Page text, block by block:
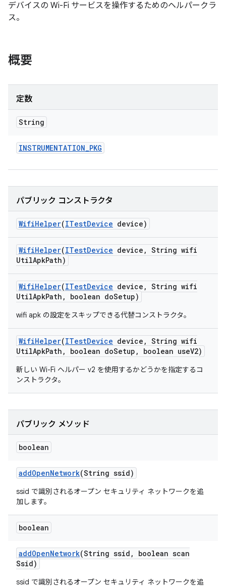
デバイスの Wi-Fi サービスを操作するためのヘルパークラ
ス。
概要
定数
String
INSTRUMENTATION_PKG
パブリック コンストラクタ
WifiHelper(ITestDevice device)
WifiHelper(ITestDevice device , String wifi
UtilApkPath)
WifiHelper(ITestDevice device , String wifi
UtilApkPath , boolean doSetup)
wifi apk の設定をスキップできる代替コンストラクタ。
WifiHelper(ITestDevice device , String wifi
UtilApkPath , boolean doSetup , boolean useV2)
新しい Wi-Fi ヘルパー v2 を使用するかどうかを指定するコ
ンストラクタ。
パブリック メソッド
boolean
addOpenNetwork(String ssid)
ssid で識別されるオープン セキュリティ ネットワークを追
加します。
boolean
addOpenNetwork(String ssid ,
boolean scan
Ssid)
ssid で識別されるオープン セキュリティ ネットワークを追